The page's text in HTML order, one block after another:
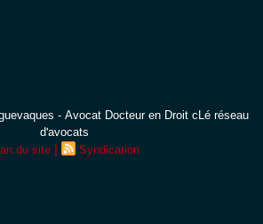
- Avocat Docteur en Droit cLé réseau
d'avocats
du site | Syndication